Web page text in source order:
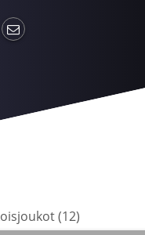
(12)